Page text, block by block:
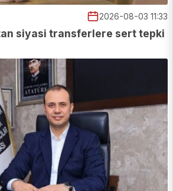
2026-08-03 11:33
siyasi transferlere sert tepki